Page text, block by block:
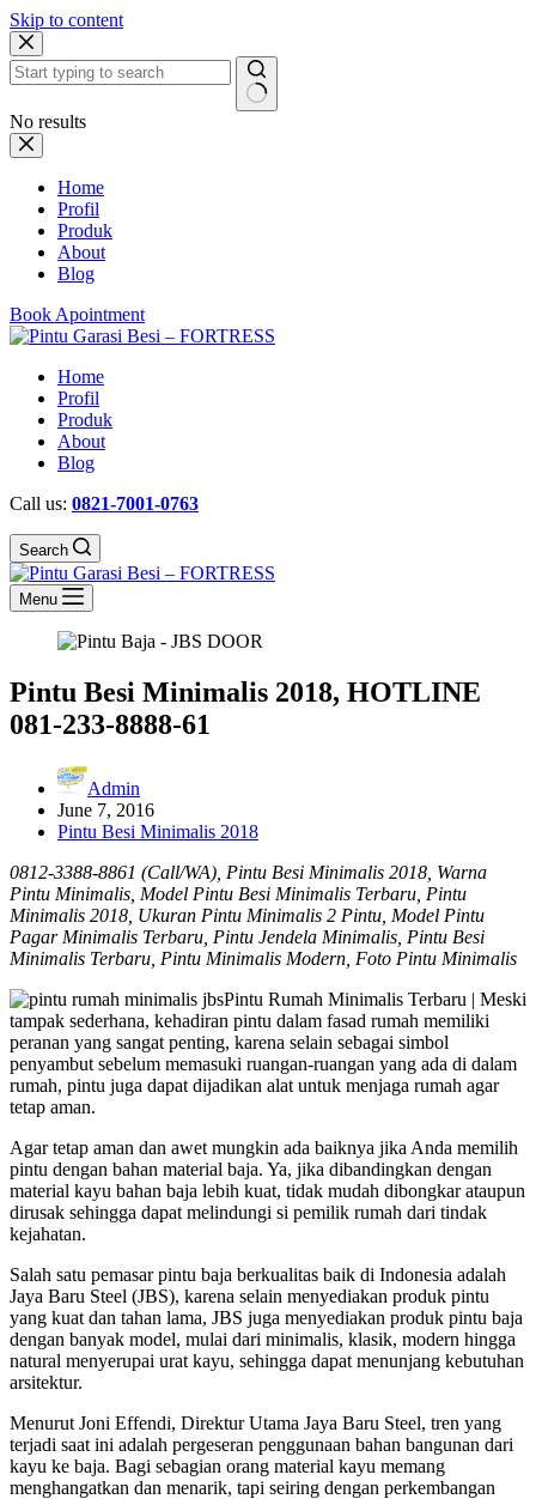
Skip to content
No results
Home
Profil
Produk
About
Blog
Book Apointment
Home
Profil
Produk
About
Blog
Call us: 0821-7001-0763
Search
Menu
Pintu Besi Minimalis 2018, HOTLINE
081-233-8888-61
Admin
June 7, 2016
Pintu Besi Minimalis 2018
0812-3388-8861 (Call/WA), Pintu Besi Minimalis 2018, Warna
Pintu Minimalis, Model Pintu Besi Minimalis Terbaru, Pintu
Minimalis 2018, Ukuran Pintu Minimalis 2 Pintu, Model Pintu
Pagar Minimalis Terbaru, Pintu Jendela Minimalis, Pintu Besi
Minimalis Terbaru, Pintu Minimalis Modern, Foto Pintu Minimalis
Pintu Rumah Minimalis Terbaru | Meski
tampak sederhana, kehadiran pintu dalam fasad rumah memiliki
peranan yang sangat penting, karena selain sebagai simbol
penyambut sebelum memasuki ruangan-ruangan yang ada di dalam
rumah, pintu juga dapat dijadikan alat untuk menjaga rumah agar
tetap aman.
Agar tetap aman dan awet mungkin ada baiknya jika Anda memilih
pintu dengan bahan material baja. Ya, jika dibandingkan dengan
material kayu bahan baja lebih kuat, tidak mudah dibongkar ataupun
dirusak sehingga dapat melindungi si pemilik rumah dari tindak
kejahatan.
Salah satu pemasar pintu baja berkualitas baik di Indonesia adalah
Jaya Baru Steel (JBS), karena selain menyediakan produk pintu
yang kuat dan tahan lama, JBS juga menyediakan produk pintu baja
dengan banyak model, mulai dari minimalis, klasik, modern hingga
natural menyerupai urat kayu, sehingga dapat menunjang kebutuhan
arsitektur.
Menurut Joni Effendi, Direktur Utama Jaya Baru Steel, tren yang
terjadi saat ini adalah pergeseran penggunaan bahan bangunan dari
kayu ke baja. Bagi sebagian orang material kayu memang
menghangatkan dan menarik, tapi seiring dengan perkembangan